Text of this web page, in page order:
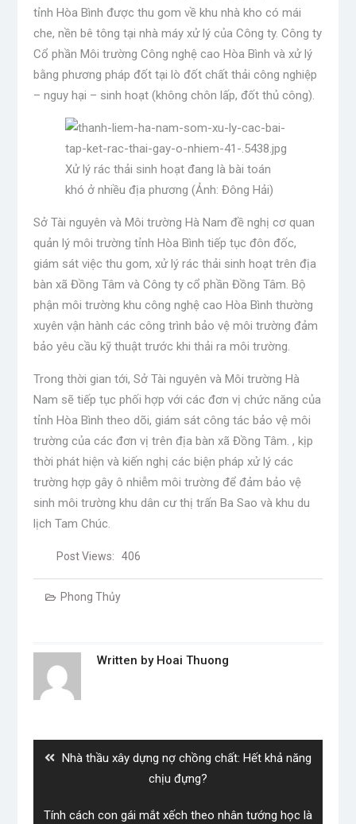
tỉnh Hòa Bình được thu gom về khu nhà kho có mái
che, nền bê tông tại nhà máy xử lý của Công ty. Công ty
Cổ phần Môi trường Công nghệ cao Hòa Bình và xử lý
bằng phương pháp đốt tại lò đốt chất thải công nghiệp
– nguy hại – sinh hoạt (không chôn lấp, đốt thủ công).
Xử lý rác thải sinh hoạt đang là bài toán
khó ở nhiều địa phương (Ảnh: Đông Hải)
Sở Tài nguyên và Môi trường Hà Nam đề nghị cơ quan
quản lý môi trường tỉnh Hòa Bình tiếp tục đôn đốc,
giám sát việc thu gom, xử lý rác thải sinh hoạt trên địa
bàn xã Đồng Tâm và Công ty cổ phần Đồng Tâm. Bộ
phận môi trường khu công nghệ cao Hòa Bình thường
xuyên vận hành các công trình bảo vệ môi trường đảm
bảo yêu cầu kỹ thuật trước khi thải ra môi trường.
Trong thời gian tới, Sở Tài nguyên và Môi trường Hà
Nam sẽ tiếp tục phối hợp với các đơn vị chức năng của
tỉnh Hòa Bình theo dõi, giám sát công tác bảo vệ môi
trường của các đơn vị trên địa bàn xã Đồng Tâm. , kịp
thời phát hiện và kiến ​​nghị các biện pháp xử lý các
trường hợp gây ô nhiễm môi trường để đảm bảo vệ
sinh môi trường khu dân cư thị trấn Ba Sao và khu du
lịch Tam Chúc.
Post Views: 406
Phong Thủy
Written by Hoai Thuong
Previous
Nhà thầu xây dựng nợ chồng chất: Hết khả năng
chịu đựng?
Next
Tính cách con gái mắt xếch theo nhân tướng học là